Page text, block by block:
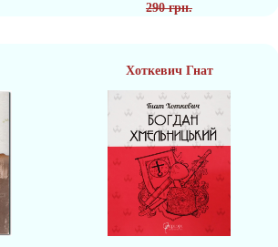
290 грн.
Хоткевич Гнат